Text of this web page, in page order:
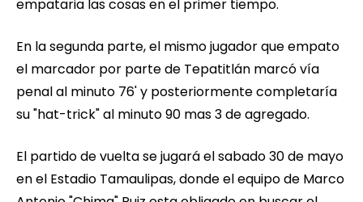
empataria las cosas en el primer tiempo.
En la segunda parte, el mismo jugador que empato
el marcador por parte de Tepatitlán marcó vía
penal al minuto 76' y posteriormente completaría
su "hat-trick" al minuto 90 mas 3 de agregado.
El partido de vuelta se jugará el sabado 30 de mayo
en el Estadio Tamaulipas, donde el equipo de Marco